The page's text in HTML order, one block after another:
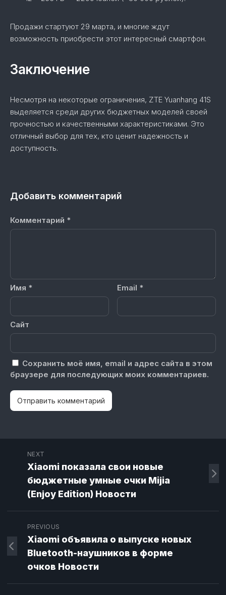
Продажи стартуют 29 марта, и многие ждут
возможность приобрести этот интересный смартфон.
Заключение
Несмотря на некоторые ограничения, ZTE Yuanhang 41S
выделяется среди других бюджетных моделей своей
прочностью и качественными характеристиками. Это
отличный выбор для тех, кто ценит надежность и
доступность.
Добавить комментарий
Комментарий *
Имя * Email *
Сайт
Сохранить моё имя, email и адрес сайта в этом
браузере для последующих моих комментариев.
NEXT
Xiaomi показала свои новые
бюджетные умные очки Mijia
(Enjoy Edition) Новости
PREVIOUS
Xiaomi объявила о выпуске новых
Bluetooth-наушников в форме
очков Новости